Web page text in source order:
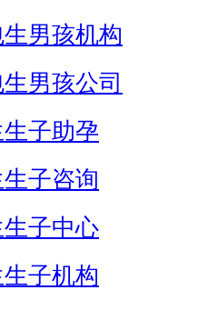
男孩机构
男孩公司
子助孕
子咨询
子中心
子机构